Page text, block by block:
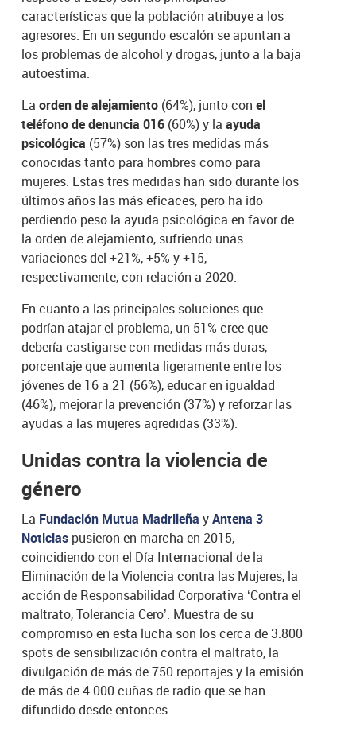
características que la población atribuye a los
agresores. En un segundo escalón se apuntan a
los problemas de alcohol y drogas, junto a la baja
autoestima.
La orden de alejamiento (64%), junto conel
teléfono de denuncia 016 (60%) y la ayuda
psicológica (57%) son las tres medidas más
conocidas tanto para hombres como para
mujeres. Estas tres medidas han sido durante los
últimos años las más eficaces, pero ha ido
perdiendo peso la ayuda psicológica en favor de
la orden de alejamiento, sufriendo unas
variaciones del +21%, +5% y +15,
respectivamente, con relación a 2020.
En cuanto a las principales soluciones que
podrían atajar el problema, un 51% cree que
debería castigarse con medidas más duras,
porcentaje que aumenta ligeramente entre los
jóvenes de 16 a 21 (56%), educar en igualdad
(46%), mejorar la prevención (37%) y reforzar las
ayudas a las mujeres agredidas (33%).
Unidas contra la violencia de
género
La Fundación Mutua MadrileñayAntena 3
Noticias pusieron en marcha en 2015,
coincidiendo con el Día Internacional de la
Eliminación de la Violencia contra las Mujeres, la
acción de Responsabilidad Corporativa ‘Contra el
maltrato, Tolerancia Cero’. Muestra de su
compromiso en esta lucha son los cerca de 3.800
spots de sensibilización contra el maltrato, la
divulgación de más de 750 reportajes y la emisión
de más de 4.000 cuñas de radio que se han
difundido desde entonces.